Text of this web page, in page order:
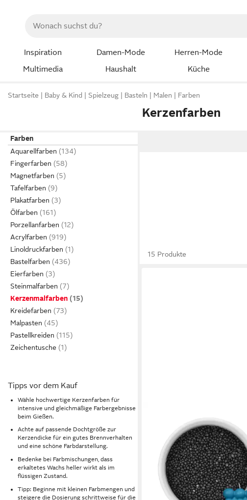
Inspiration Damen-Mode Herren-Mode
Multimedia
Haushalt Küche
Startseite Baby & Kind Spielzeug Basteln Malen Farben
Kerzenfarben
Farben
Aquarellfarben
Fingerfarben
Magnetfarben
Tafelfarben
Plakatfarben
Ölfarben
Porzellanfarben
Acrylfarben
Linoldruckfarben
Bastelfarben
Eierfarben
Steinmalfarben
Kerzenmalfarben
Kreidefarben
Malpasten
Pastellkreiden
Zeichentusche
Tipps vor dem Kauf
Wähle hochwertige Kerzenfarben für
intensive und gleichmäßige Farbergebnisse
beim Gießen.
Achte auf passende Dochtgröße zur
Kerzendicke für ein gutes Brennverhalten
und eine schöne Farbdarstellung.
Bedenke bei Farbmischungen, dass
erkaltetes Wachs heller wirkt als im
flüssigen Zustand.
Tipp: Beginne mit kleinen Farbmengen und
steigere die Dosierung schrittweise für die
15 Produkte